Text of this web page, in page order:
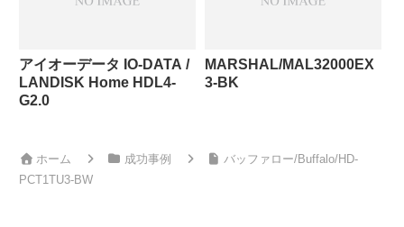
アイオーデータ IO-DATA /
LANDISK Home HDL4-
G2.0
MARSHAL/MAL32000EX
3-BK
ホーム 成功事例
バッファロー/Buffalo/HD-
PCT1TU3-BW